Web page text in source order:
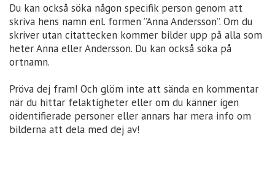
Du kan också söka någon specifik person genom att
skriva hens namn enl. formen ”Anna Andersson”. Om du
skriver utan citattecken kommer bilder upp på alla som
heter Anna eller Andersson. Du kan också söka på
ortnamn.
Pröva dej fram! Och glöm inte att sända en kommentar
när du hittar felaktigheter eller om du känner igen
oidentifierade personer eller annars har mera info om
bilderna att dela med dej av!